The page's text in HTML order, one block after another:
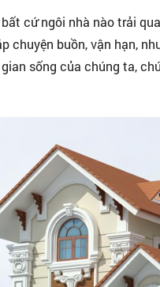
cứ ngôi nhà nào trải
chuyện buồn, vận hạn,
sống của chúng ta,